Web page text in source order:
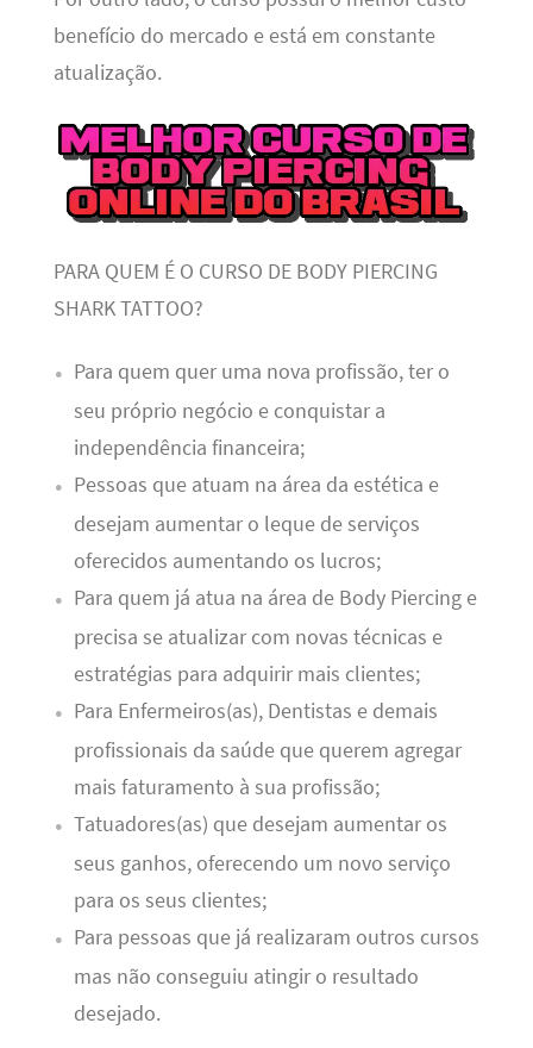
benefício do mercado e está em constante
atualização.
PARA QUEM É O CURSO DE BODY PIERCING
SHARK TATTOO?
Para quem quer uma nova profissão, ter o
seu próprio negócio e conquistar a
independência financeira;
Pessoas que atuam na área da estética e
desejam aumentar o leque de serviços
oferecidos aumentando os lucros;
Para quem já atua na área de Body Piercing e
precisa se atualizar com novas técnicas e
estratégias para adquirir mais clientes;
Para Enfermeiros(as), Dentistas e demais
profissionais da saúde que querem agregar
mais faturamento à sua profissão;
Tatuadores(as) que desejam aumentar os
seus ganhos, oferecendo um novo serviço
para os seus clientes;
Para pessoas que já realizaram outros cursos
mas não conseguiu atingir o resultado
desejado.